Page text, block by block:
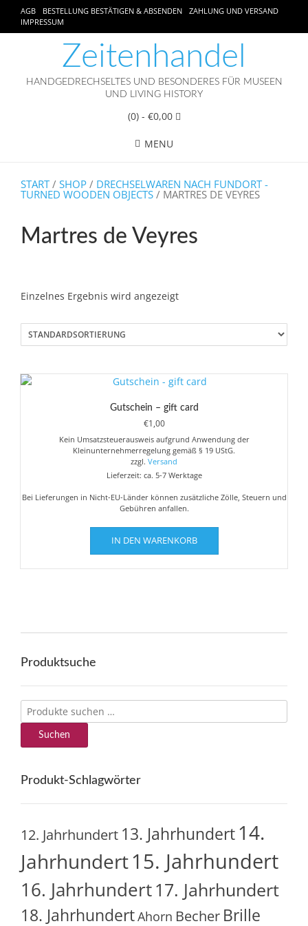
AGB BESTELLUNG BESTÄTIGEN & ABSENDEN
ZAHLUNG UND VERSAND
IMPRESSUM
Zeitenhandel
HANDGEDRECHSELTES UND BESONDERES FÜR MUSEEN
UND LIVING HISTORY
(0)- €0,00
MENU
START/ SHOP / DRECHSELWAREN NACH FUNDORT -
TURNED WOODEN OBJECTS / MARTRES DE VEYRES
Martres de Veyres
Einzelnes Ergebnis wird angezeigt
Gutschein – gift card
€1,00
Kein Umsatzsteuerausweis aufgrund Anwendung der
Kleinunternehmerregelung gemäß § 19 UStG.
zzgl. Versand
Lieferzeit: ca. 5-7 Werktage
Bei Lieferungen in Nicht-EU-Länder können zusätzliche Zölle, Steuern und
Gebühren anfallen.
IN DEN WARENKORB
Produktsuche
Suchen
nach:
Suchen
Produkt-Schlagwörter
12. Jahrhundert 13. Jahrhundert14.
Jahrhundert15. Jahrhundert
16. Jahrhundert17. Jahrhundert
18. JahrhundertAhorn Becher Brille